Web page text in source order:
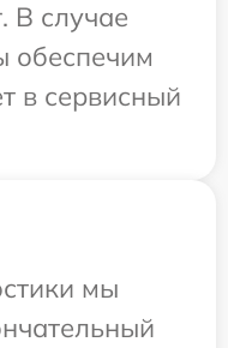
В случае
обеспечим
в сервисный
мы